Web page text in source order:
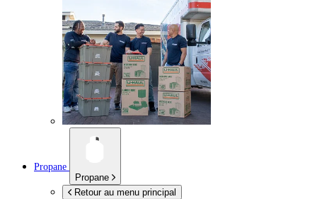
Propane
Propane
Retour au menu principal